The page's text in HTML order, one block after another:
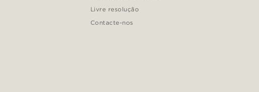
Livre resolução
Contacte-nos